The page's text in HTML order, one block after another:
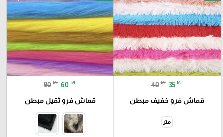
40 ₪ 35 ₪
قماش فرو خفيف مبطن
متر
90 ₪ 60 ₪
قماش فرو ثقيل مبطن